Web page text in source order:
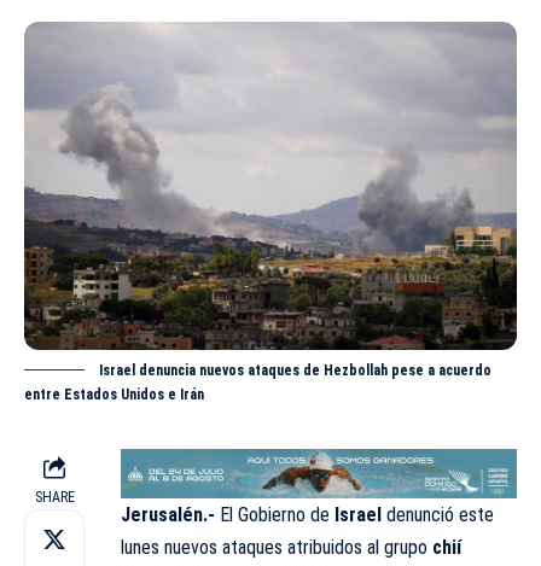
Israel denuncia nuevos ataques de Hezbollah pese a acuerdo
entre Estados Unidos e Irán
SHARE
Jerusalén.- El Gobierno de Israel denunció este
lunes nuevos ataques atribuidos al grupo chií